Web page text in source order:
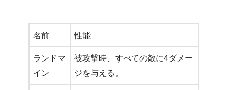
名前 性能
ランドマ
イン
被攻撃時、すべての敵に4ダメー
ジを与える。